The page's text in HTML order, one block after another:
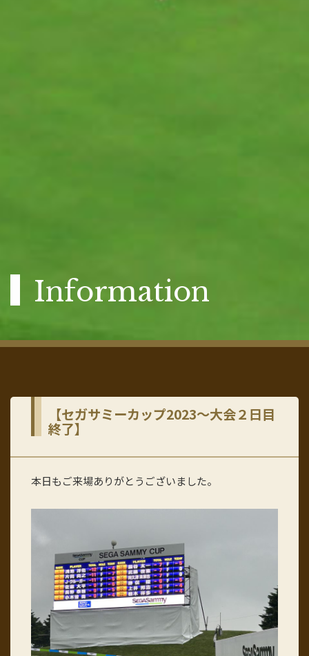
Information
【セガサミーカップ2023～大会２日目
終了】
本日もご来場ありがとうございました。